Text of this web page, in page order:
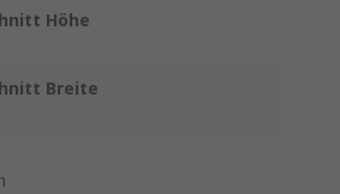
Höhe
Breite